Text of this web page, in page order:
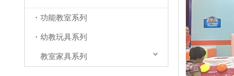
功能教室系列
幼教玩具系列
教室家具系列